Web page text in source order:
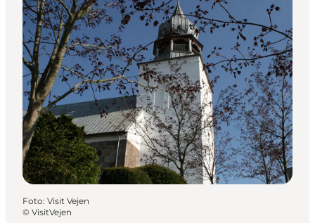
Foto: Visit Vejen
© VisitVejen